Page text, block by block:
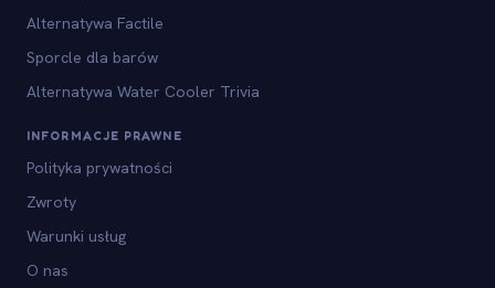
Alternatywa Factile
Sporcle dla barów
Alternatywa Water Cooler Trivia
INFORMACJE PRAWNE
Polityka prywatności
Zwroty
Warunki usług
O nas